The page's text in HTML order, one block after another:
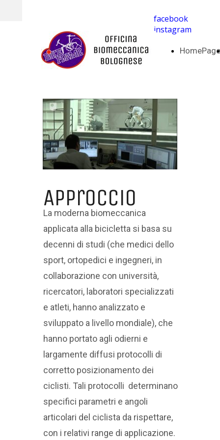
facebook
instagram
HomePage
Approccio
La moderna biomeccanica
applicata alla bicicletta si basa su
decenni di studi (che medici dello
sport, ortopedici e ingegneri, in
collaborazione con università,
ricercatori, laboratori specializzati
e atleti, hanno analizzato e
sviluppato a livello mondiale), che
hanno portato agli odierni e
largamente diffusi protocolli di
corretto posizionamento dei
ciclisti. Tali protocolli determinano
specifici parametri e angoli
articolari del ciclista da rispettare,
con i relativi range di applicazione.